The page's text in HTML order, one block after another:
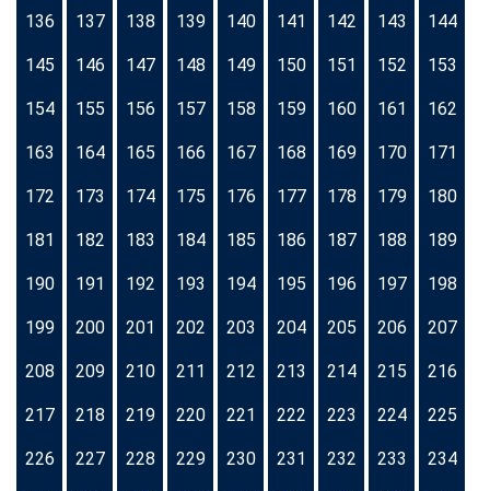
136 137 138 139 140 141 142 143 144
145 146 147 148 149 150 151 152 153
154 155 156 157 158 159 160 161 162
163 164 165 166 167 168 169 170 171
172 173 174 175 176 177 178 179 180
181 182 183 184 185 186 187 188 189
190 191 192 193 194 195 196 197 198
199 200 201 202 203 204 205 206 207
208 209 210 211 212 213 214 215 216
217 218 219 220 221 222 223 224 225
226 227 228 229 230 231 232 233 234